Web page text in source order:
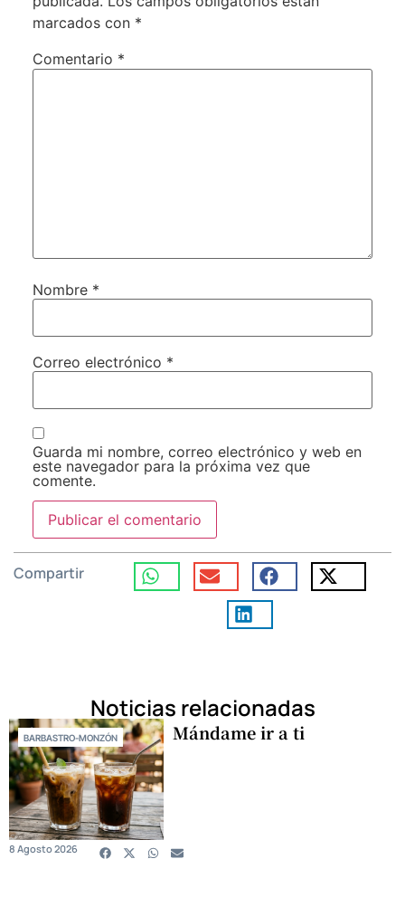
marcados con *
Comentario *
Nombre *
Correo electrónico *
Guarda mi nombre, correo electrónico y web en
este navegador para la próxima vez que
comente.
Compartir
Noticias relacionadas
BARBASTRO-MONZÓN Mándame ir a ti
8 Agosto 2026